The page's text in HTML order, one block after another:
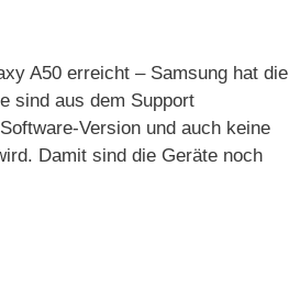
A50 erreicht – Samsung hat die
sind aus dem Support
Version und auch keine
Damit sind die Geräte noch